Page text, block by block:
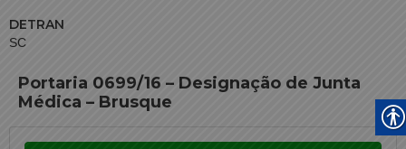
DETRAN
SC
Portaria 0699/16 – Designação de Junta
Médica – Brusque